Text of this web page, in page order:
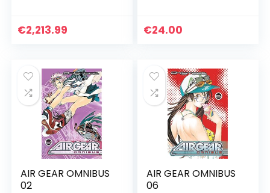
€2,213.99 €24.00
AIR GEAR OMNIBUS
02
AIR GEAR OMNIBUS
06